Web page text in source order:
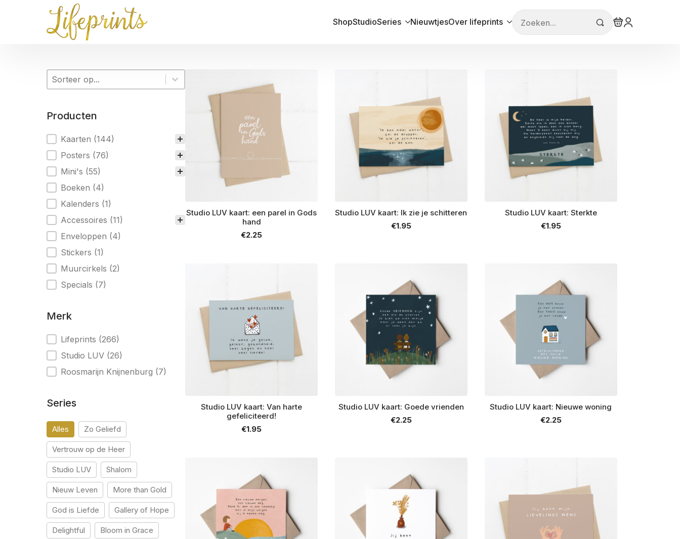
ShopStudioSeries NieuwtjesOver lifeprints
Search
for:
Sorteer op
Sort content
Sort content
Producten
Producten
Kaarten (144)
Posters (76)
Mini's (55)
Boeken (4)
Kalenders (1)
Accessoires (11)
Enveloppen (4)
Stickers (1)
Muurcirkels (2)
Specials (7)
Merk
MerkLifeprints (266)
Studio LUV (26)
Roosmarijn Knijnenburg (7)
Series
Series
Alles Zo Geliefd
Vertrouw op de Heer
Studio LUV Shalom
Nieuw Leven More than Gold
God is Liefde Gallery of Hope
Delightful Bloom in Grace
Studio LUV kaart: een parel in Gods
hand
€2.25
Studio LUV kaart: Ik zie je schitteren
€1.95
Studio LUV kaart: Sterkte
€1.95
Studio LUV kaart: Van harte
gefeliciteerd!
€1.95
Studio LUV kaart: Goede vrienden
€2.25
Studio LUV kaart: Nieuwe woning
€2.25